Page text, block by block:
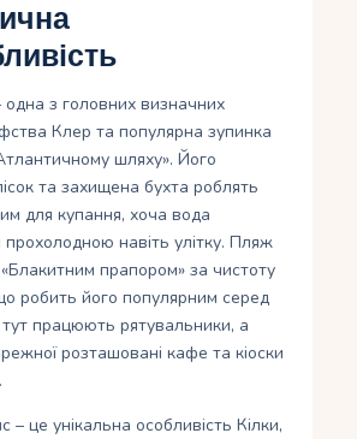
з головних визначних
Клер та популярна зупинка
шляху». Його
та захищена бухта роблять
для купання, хоча вода
навіть улітку. Пляж
прапором» за чистоту
робить його популярним серед
тут працюють рятувальники, а
розташовані кафе та кіоски
– це унікальна особливість Кілки,